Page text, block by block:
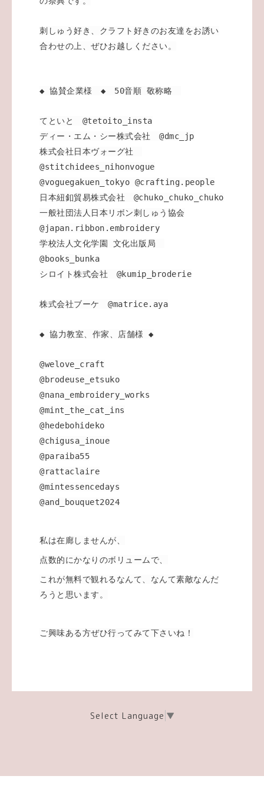
刺しゅう好き、クラフト好きのお友達をお誘い
合わせの上、ぜひお越しください。
◆ 協賛企業様 ◆ 50音順 敬称略
てといと @tetoito_insta
ディー・エム・シー株式会社 @dmc_jp
株式会社日本ヴォーグ社
@stitchidees_nihonvogue
@voguegakuen_tokyo @crafting.people
日本紐釦貿易株式会社 @chuko_chuko_chuko
一般社団法人日本リボン刺しゅう協会
@japan.ribbon.embroidery
学校法人文化学園 文化出版局
@books_bunka
シロイト株式会社 @kumip_broderie
株式会社ブーケ @matrice.aya
◆ 協力教室、作家、店舗様 ◆
@welove_craft
@brodeuse_etsuko
@nana_embroidery_works
@mint_the_cat_ins
@hedebohideko
@chigusa_inoue
@paraiba55
@rattaclaire
@mintessencedays
@and_bouquet2024
私は在廊しませんが、
点数的にかなりのボリュームで、
これが無料で観れるなんて、なんて素敵なんだ
ろうと思います。
ご興味ある方ぜひ行ってみて下さいね！
Select Language ▼